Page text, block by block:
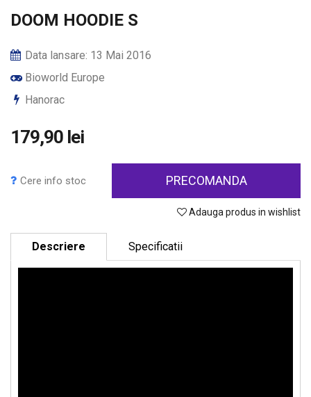
DOOM HOODIE S
Data lansare: 13 Mai 2016
Bioworld Europe
Hanorac
179,90 lei
Cere info stoc PRECOMANDA
Adauga produs in wishlist
Descriere Specificatii